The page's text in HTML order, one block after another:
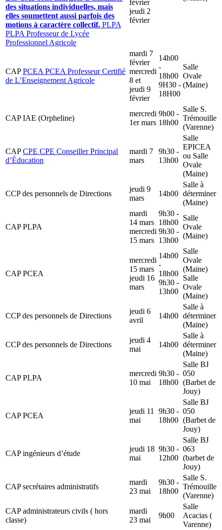
des situations individuelles, mais
elles soumettent aussi parfois des
motions à caractère collectif. PLPA
PLPA Professeur de Lycée
Professionnel Agricole
février
jeudi 2
février
CAPPCEA PCEA Professeur Certifié
de L’Enseignement Agricole
mardi 7
février
mercredi
8 et
jeudi 9
février
14h00
-
18h00
9H30 -
18H00
Salle
Ovale
(Maine)
CAP IAE (Orpheline)
mercredi
1er mars
9h00 -
18h00
Salle S.
Trémouille
(Varenne)
CAPCPE CPE Conseiller Principal
d’Éducation
mardi 7
mars
9h30 -
13h00
Salle
EPICEA
ou Salle
Ovale
(Maine)
CCP des personnels de Directions
jeudi 9
mars
14h00
Salle à
déterminer
(Maine)
CAP PLPA
mardi
14 mars
mercredi
15 mars
9h30 -
18h00
9h30 -
13h00
Salle
Ovale
(Maine)
CAP PCEA
mercredi
15 mars
jeudi 16
mars
14h00
-
18h00
9h30 -
13h00
Salle
Ovale
(Maine)
Salle
Ovale
(Maine)
CCP des personnels de Directions
jeudi 6
avril
14h00
Salle à
déterminer
(Maine)
CCP des personnels de Directions
jeudi 4
mai
14h00
Salle à
déterminer
(Maine)
CAP PLPA
mercredi
10 mai
9h30 -
18h00
Salle BJ
050
(Barbet de
Jouy)
CAP PCEA
jeudi 11
mai
9h30 -
18h00
Salle BJ
050
(Barbet de
Jouy)
CAP ingénieurs d’étude
jeudi 18
mai
9h30 -
12h00
Salle BJ
063
(barbet de
Jouy)
CAP secrétaires administratifs
mardi
23 mai
9h30 -
18h00
Salle S.
Trémouille
(Varenne)
CAP administrateurs civils ( hors
classe)
mardi
23 mai
9h00
Salle
Acacias (
Varenne)